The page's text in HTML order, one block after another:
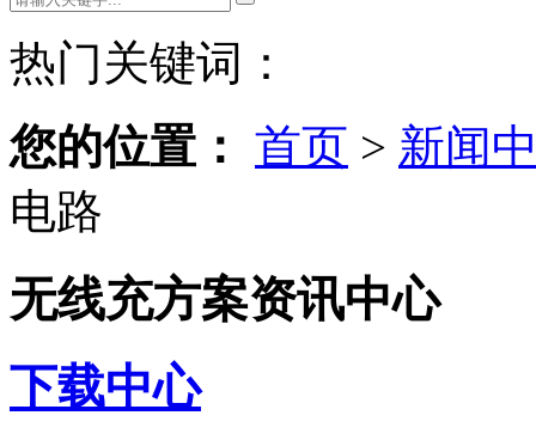
热门关键词：
您的位置： 首页 > 新闻
电路
无线充方案资讯中心
下载中心